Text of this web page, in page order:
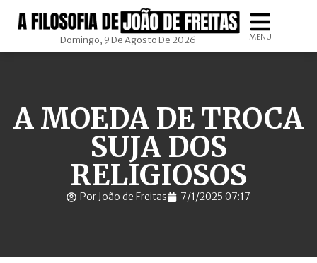
Domingo, 9 De Agosto De 2026 MENU
A MOEDA DE TROCA
SUJA DOS
RELIGIOSOS
Por João de Freitas 7/1/2025 07:17